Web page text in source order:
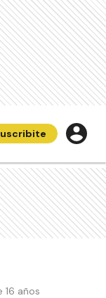
16 años